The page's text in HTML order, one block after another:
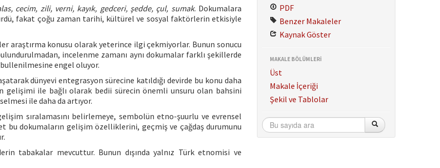
cecim, zili, verni, kayık, gedceri, şedde, çul, sumak. Dokumalara
fakat çoğu zaman tarihi, kültürel ve sosyal faktörlerin etkisiyle
araştırma konusu olarak yeterince ilgi çekmiyorlar. Bunun sonucu
incelenme zamanı aynı dokumalar farklı şekillerde
engel oluyor.
dünyevi entegrasyon sürecine katıldığı devirde bu konu daha
ile bağlı olarak bedii sürecin önemli unsuru olan bahsini
ile daha da artıyor.
sıralamasını belirlemeye, sembolün etno-şuurlu ve evrensel
bu dokumaların gelişim özelliklerini, geçmiş ve çağdaş durumunu
tabakalar mevcuttur. Bunun dışında yalnız Türk etnomisi ve
PDF
Benzer Makaleler
Kaynak Göster
MAKALE BÖLÜMLERİ
Üst
Makale İçeriği
Şekil ve Tablolar